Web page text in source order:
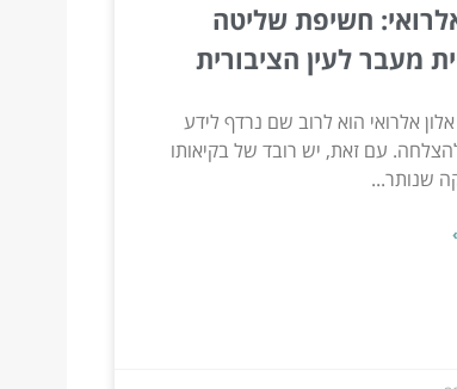
חשיפת שליטה
מעבר לעין הציבורית
אלרואי הוא לרוב שם נרדף לידע
עם זאת, יש רובד של בקיאותו
שנותר...